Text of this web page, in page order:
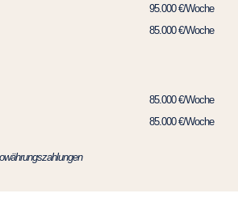
95.000 €/Woche
85.000 €/Woche
85.000 €/Woche
85.000 €/Woche